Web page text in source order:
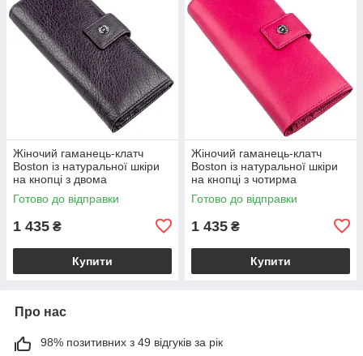
Жіночий гаманець-клатч
Boston із натуральної шкіри
на кнопці з двома
відділеннями на блискавці,
фіолетово-сірий VL18846
Готово до відправки
1 435 ₴
Купити
Жіночий гаманець-клатч
Boston із натуральної шкіри
на кнопці з чотирма
відділеннями для купюр,
рожевий VL18847
Готово до відправки
1 435 ₴
Купити
Про нас
98% позитивних з 49 відгуків за рік